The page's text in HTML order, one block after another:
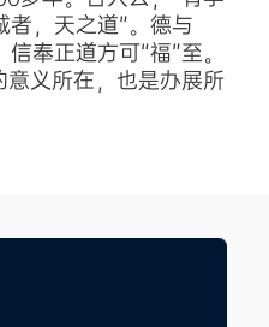
者，天之道”。德与
奉正道方可“福”至。
意义所在，也是办展所